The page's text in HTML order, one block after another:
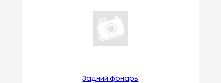
Задний фонарь